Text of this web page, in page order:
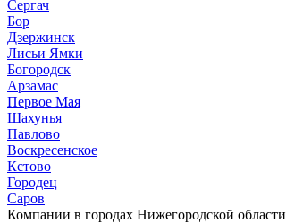
Сергач
Бор
Дзержинск
Лисьи Ямки
Богородск
Арзамас
Первое Мая
Шахунья
Павлово
Воскресенское
Кстово
Городец
Саров
Компании в городах Нижегородской области